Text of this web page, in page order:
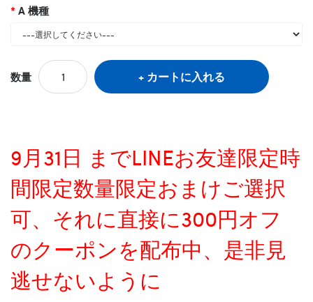
A 機種
数量 カートに入れる
9月31日 までLINEお友達限定時
間限定数量限定おまけご選択
可、それに直接に300円オフ
のクーポンを配布中、是非見
逃せないように